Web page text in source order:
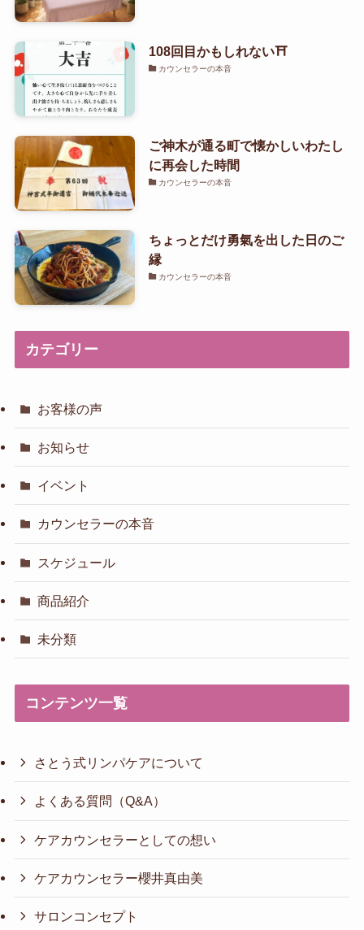
108回目かもしれない⛩️
カウンセラーの本音
ご神木が通る町で懐かしいわたし
に再会した時間
カウンセラーの本音
ちょっとだけ勇氣を出した日のご
縁
カウンセラーの本音
カテゴリー
お客様の声
お知らせ
イベント
カウンセラーの本音
スケジュール
商品紹介
未分類
コンテンツ一覧
さとう式リンパケアについて
よくある質問（Q&A）
ケアカウンセラーとしての想い
ケアカウンセラー櫻井真由美
サロンコンセプト